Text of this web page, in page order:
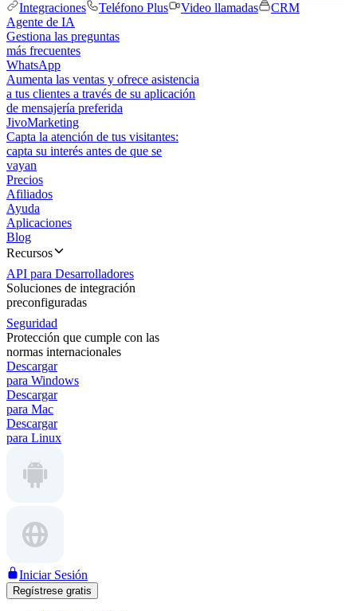
Integraciones
Teléfono Plus Video llamadas
CRM
Agente de IA
Gestiona las preguntas
más frecuentes
WhatsApp
Aumenta las ventas y ofrece asistencia
a tus clientes a través de su aplicación
de mensajería preferida
JivoMarketing
Capta la atención de tus visitantes:
capta su interés antes de que se
vayan
Precios
Afiliados
Ayuda
Aplicaciones
Blog
Recursos
API para Desarrolladores
Soluciones de integración
preconfiguradas
Seguridad
Protección que cumple con las
normas internacionales
Descargar
para Windows
Descargar
para Mac
Descargar
para Linux
Iniciar Sesión
Regístrese gratis